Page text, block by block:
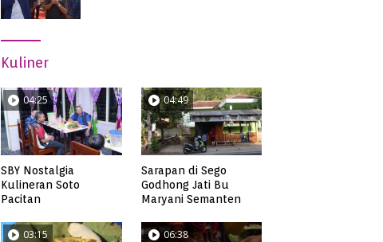
Kuliner
04:25
SBY Nostalgia
Kulineran Soto
Pacitan
04:49
Sarapan di Sego
Godhong Jati Bu
Maryani Semanten
03:15 06:38